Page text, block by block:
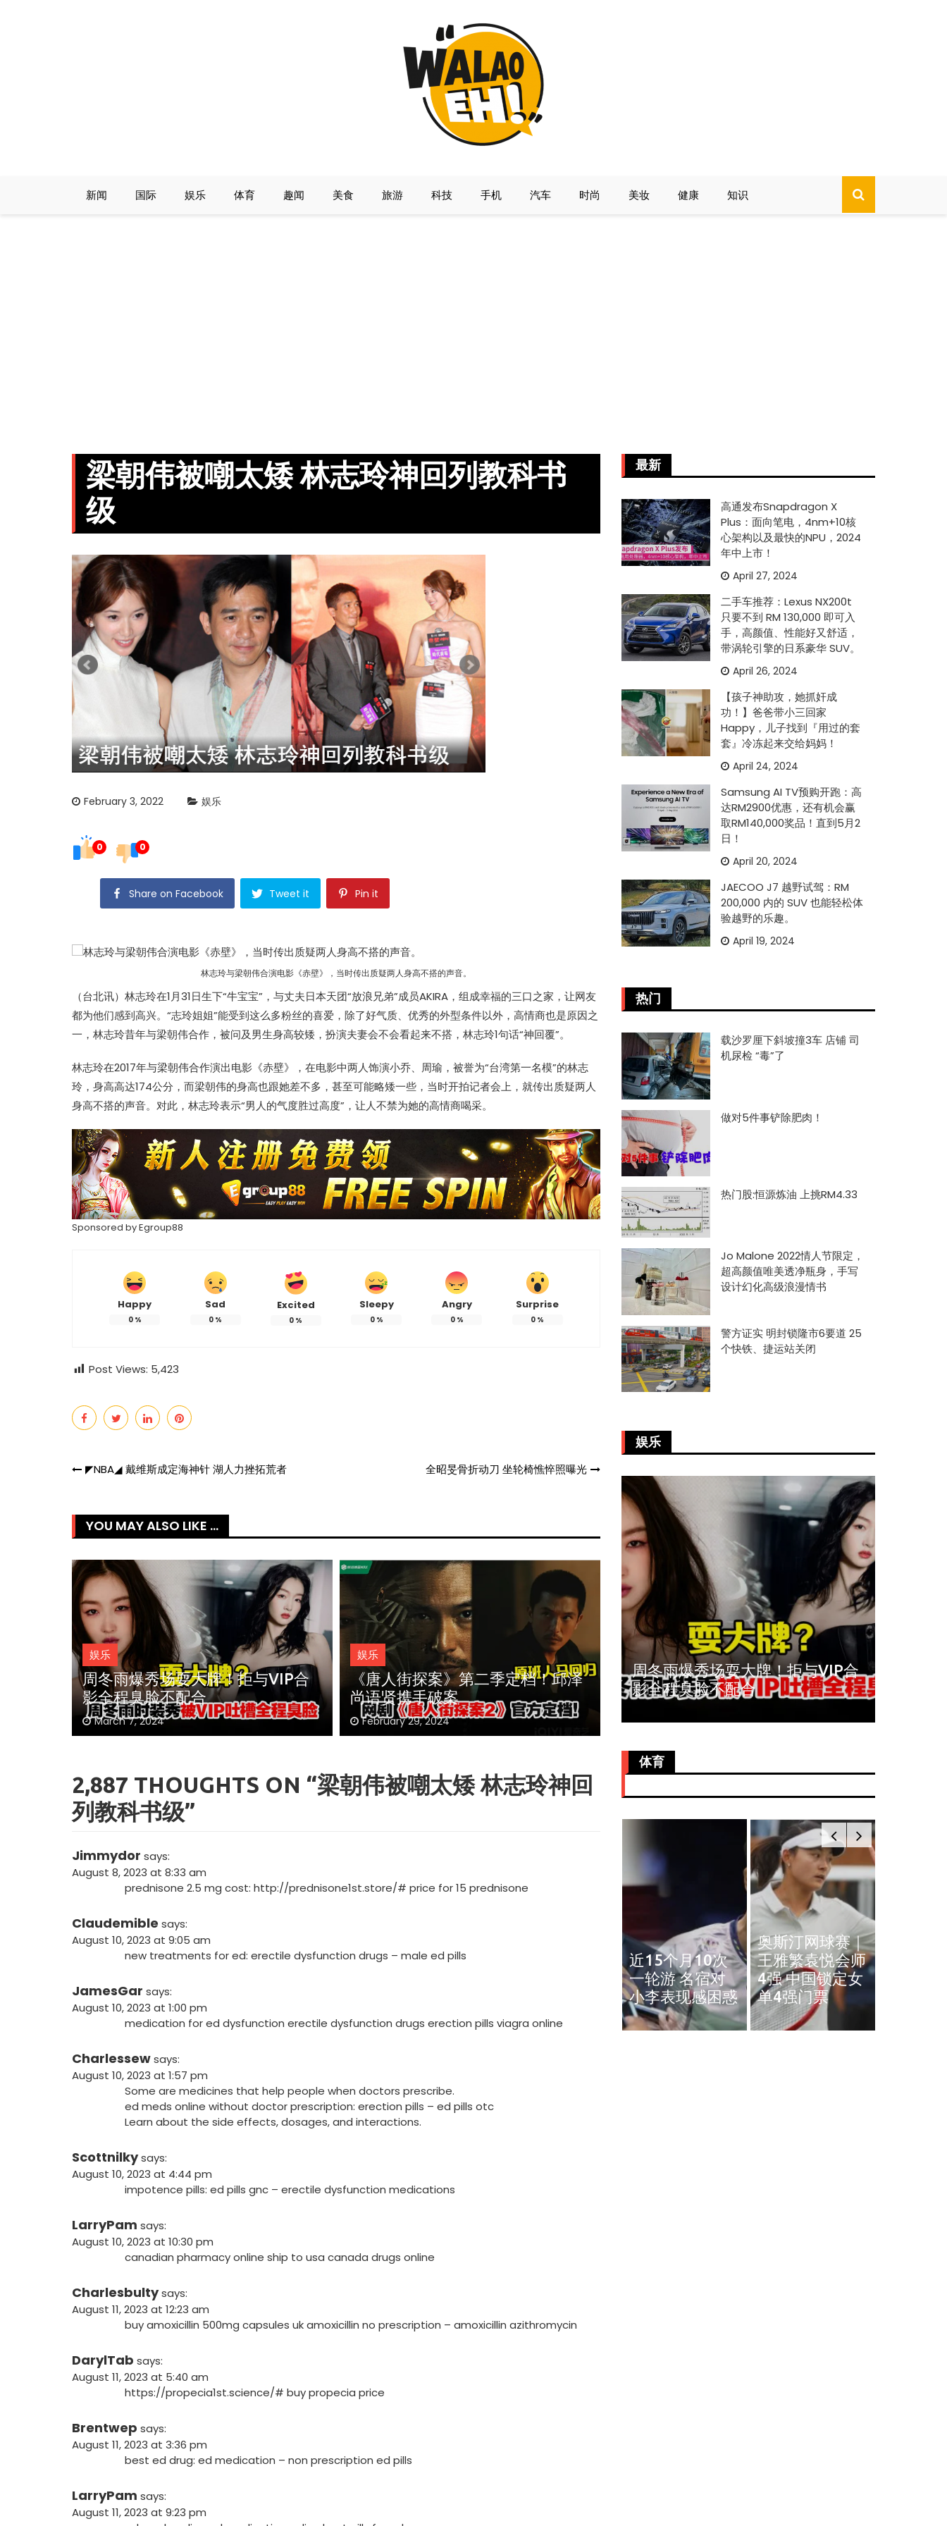
新闻 国际 娱乐 体育 趣闻 美食 旅游 科技 手机 汽车 时尚 美妆 健康 知识
梁朝伟被嘲太矮 林志玲神回列教科书
级
February 3, 2022 娱乐
0 0
Share on Facebook Tweet it Pin it
林志玲与梁朝伟合演电影《赤壁》，当时传出质疑两人身高不搭的声音。
（台北讯）林志玲在1月31日生下“牛宝宝”，与丈夫日本天团“放浪兄弟”成员AKIRA，组成幸福的三口之家，让网友
都为他们感到高兴。“志玲姐姐”能受到这么多粉丝的喜爱，除了好气质、优秀的外型条件以外，高情商也是原因之
一，林志玲昔年与梁朝伟合作，被问及男生身高较矮，扮演夫妻会不会看起来不搭，林志玲1句话“神回覆”。
林志玲在2017年与梁朝伟合作演出电影《赤壁》，在电影中两人饰演小乔、周瑜，被誉为“台湾第一名模”的林志
玲，身高高达174公分，而梁朝伟的身高也跟她差不多，甚至可能略矮一些，当时开拍记者会上，就传出质疑两人
身高不搭的声音。对此，林志玲表示“男人的气度胜过高度”，让人不禁为她的高情商喝采。
Sponsored byEgroup88
Happy
0%
Sad
0 %
Excited
0 %
Sleepy
0%
Angry
0%
Surprise
0 %
Post Views: 5,423
Post
navigation
◤NBA◢ 戴维斯成定海神针 湖人力挫拓荒者 全昭旻骨折动刀 坐轮椅憔悴照曝光
YOU MAY ALSO LIKE ...
娱乐
周冬雨爆秀场耍大牌！拒与VIP合
影全程臭脸不配合
March 7, 2024
娱乐
《唐人街探案》第二季定档！邱泽
尚语贤携手破案
February 29, 2024
娱乐
IU大马演唱会票价来了！最贵VVIP
门票RM949
March 22, 2024
2,887 THOUGHTS ON “梁朝伟被嘲太矮 林志玲神回
列教科书级”
Jimmydor says:
August 8, 2023 at 8:33 am
prednisone 2.5 mg cost: http://prednisone1st.store/# price for 15 prednisone
Claudemible says:
August 10, 2023 at 9:05 am
new treatments for ed: erectile dysfunction drugs – male ed pills
JamesGar says:
August 10, 2023 at 1:00 pm
medication for ed dysfunction erectile dysfunction drugs erection pills viagra online
Charlessewsays:
August 10, 2023 at 1:57 pm
Some are medicines that help people when doctors prescribe.
ed meds online without doctor prescription: erection pills – ed pills otc
Learn about the side effects, dosages, and interactions.
Scottnilkysays:
August 10, 2023 at 4:44 pm
impotence pills: ed pills gnc – erectile dysfunction medications
LarryPam says:
August 10, 2023 at 10:30 pm
canadian pharmacy online ship to usa canada drugs online
Charlesbultysays:
August 11, 2023 at 12:23 am
buy amoxicillin 500mg capsules ukamoxicillin no prescription – amoxicillin azithromycin
DarylTab says:
August 11, 2023 at 5:40 am
https://propecia1st.science/# buy propecia price
Brentwep says:
August 11, 2023 at 3:36 pm
best ed drug: ed medication – non prescription ed pills
LarryPam says:
August 11, 2023 at 9:23 pm
最新
高通发布Snapdragon X
Plus：面向笔电，4nm+10核
心架构以及最快的NPU，2024
年中上市！
April 27, 2024
二手车推荐：Lexus NX200t
只要不到 RM 130,000 即可入
手，高颜值、性能好又舒适，
带涡轮引擎的日系豪华 SUV。
April 26, 2024
【孩子神助攻，她抓奸成
功！】爸爸带小三回家
Happy，儿子找到『用过的套
套』冷冻起来交给妈妈！
April 24, 2024
Samsung AI TV预购开跑：高
达RM2900优惠，还有机会赢
取RM140,000奖品！直到5月2
日！
April 20, 2024
JAECOO J7 越野试驾：RM
200,000 内的 SUV 也能轻松体
验越野的乐趣。
April 19, 2024
热门
载沙罗厘下斜坡撞3车 店铺 司
机尿检 “毒”了
做对5件事铲除肥肉！
热门股:恒源炼油 上挑RM4.33
Jo Malone 2022情人节限定，
超高颜值唯美透净瓶身，手写
设计幻化高级浪漫情书
警方证实 明封锁隆市6要道 25
个快铁、捷运站关闭
娱乐
辣滚烫》3
苏永康将邀歌迷上台合唱！赞大马
肉骨茶“全世界最好吃”
IU大马演唱会票价来了！最贵
VVIP门票RM949
周冬雨爆秀场耍大牌！拒与VIP合
影全程臭脸不配合
体育
近15个月10次
一轮游 名宿对
小李表现感困惑
奥斯汀网球赛｜
王雅繁袁悦会师
4强 中国锁定女
单4强门票